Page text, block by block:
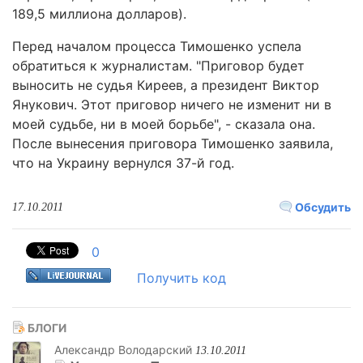
189,5 миллиона долларов).
Перед началом процесса Тимошенко успела
обратиться к журналистам. "Приговор будет
выносить не судья Киреев, а президент Виктор
Янукович. Этот приговор ничего не изменит ни в
моей судьбе, ни в моей борьбе", - сказала она.
После вынесения приговора Тимошенко заявила,
что на Украину вернулся 37-й год.
Обсудить
17.10.2011
0
Получить код
БЛОГИ
Александр Володарский 13.10.2011